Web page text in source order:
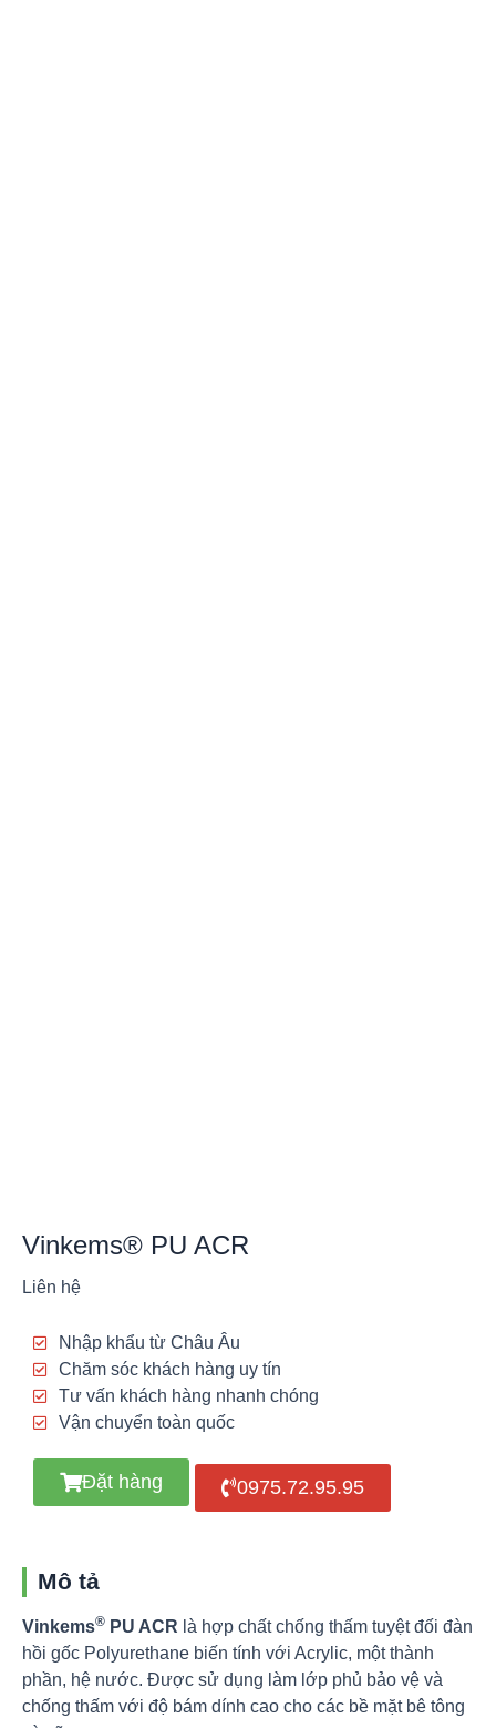
Vinkems® PU ACR
Liên hệ
Nhập khẩu từ Châu Âu
Chăm sóc khách hàng uy tín
Tư vấn khách hàng nhanh chóng
Vận chuyển toàn quốc
Đặt hàng 0975.72.95.95
Mô tả
Vinkems® PU ACR là hợp chất chống thấm tuyệt đối đàn
hồi gốc Polyurethane biến tính với Acrylic, một thành
phần, hệ nước. Được sử dụng làm lớp phủ bảo vệ và
chống thấm với độ bám dính cao cho các bề mặt bê tông